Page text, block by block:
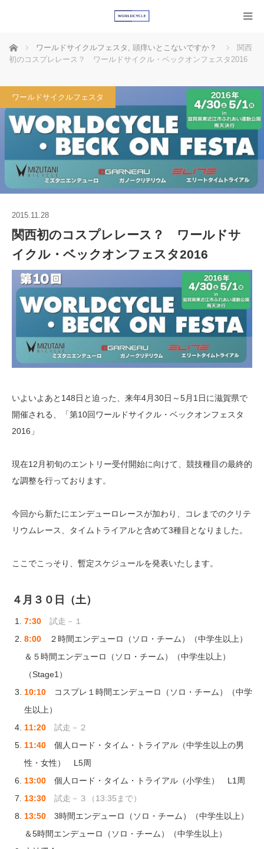
ホーム ワールドサイクルフェスタ , 頭痒いとこないですか？
関西
初のコスプレレース？ ワールドサイクル・ベックオンフェスタ2016
ワールドサイクルフェスタ
2015.11.28
関西初のコスプレレース？ ワールドサ
イクル・ベックオンフェスタ2016
いよいよあと148日と迫った、来年4月30日～5月1日に滋賀県で
開催される、「第10回ワールドサイクル・ベックオンフェスタ
2016」
現在12月初旬のエントリー受付開始に向けて、競技種目の最終的
な調整を行っております。
今回から新たにエンデューロレースが加わり、コレまでのクリテ
リウムレース、タイムトライアルと含めて3種目となりました。
ここでこっそり、暫定スケジュールを発表いたします。
４月３０日（土）
7:30
試走－１
8:00 ２時間エンデューロ（ソロ・チーム）（中学生以上）
＆５時間エンデューロ（ソロ・チーム）（中学生以上）
（Stage1）
10:10 コスプレ１時間エンデューロ（ソロ・チーム）（中学
生以上）
11:20
試走－２
11:40 個人ロード・タイム・トライアル（中学生以上の男
性・女性） L5周
13:00 個人ロード・タイム・トライアル（小学生） L1周
13:30
試走－３（13:35まで）
13:50 3時間エンデューロ（ソロ・チーム）（中学生以上）
＆5時間エンデューロ（ソロ・チーム）（中学生以上）